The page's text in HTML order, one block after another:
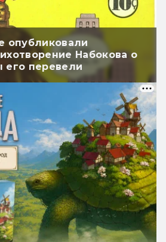
опубликовали
Набокова о
перевели